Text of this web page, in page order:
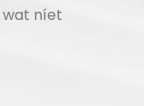
wat níet